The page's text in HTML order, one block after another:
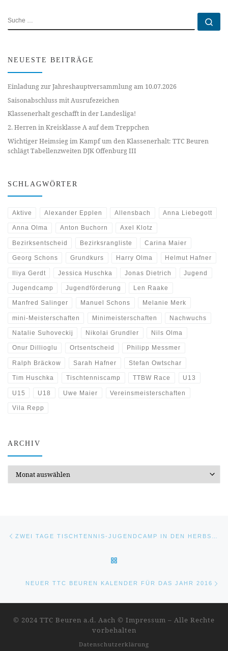
SUCHE
NEUESTE BEITRÄGE
Einladung zur Jahreshauptversammlung am 10.07.2026
Saisonabschluss mit Ausrufezeichen
Klassenerhalt geschafft in der Landesliga!
2. Herren in Kreisklasse A auf dem Treppchen
Wichtiger Heimsieg im Kampf um den Klassenerhalt: TTC Beuren
schlägt Tabellenzweiten DJK Offenburg III
SCHLAGWÖRTER
Aktive Alexander Epplen Allensbach Anna Liebegott
Anna Olma Anton Buchorn Axel Klotz
Bezirksentscheid Bezirksrangliste Carina Maier
Georg Schons Grundkurs Harry Olma Helmut Hafner
Iliya Gerdt Jessica Huschka Jonas Dietrich Jugend
Jugendcamp Jugendförderung Len Raake
Manfred Salinger Manuel Schons Melanie Merk
mini-Meisterschaften Minimeisterschaften Nachwuchs
Natalie Suhoveckij Nikolai Grundler Nils Olma
Onur Dillioglu Ortsentscheid Philipp Messmer
Ralph Bräckow Sarah Hafner Stefan Owtschar
Tim Huschka Tischtenniscamp TTBW Race U13
U15 U18 Uwe Maier Vereinsmeisterschaften
Vila Repp
ARCHIV
Beitragsnavigation
NEUER TTC BEUREN KALENDER FÜR DAS JAHR 2016
© 2024 TTC Beuren a.d. Aach © Impressum – Alle Rechte
vorbehalten
Datenschutzerklärung